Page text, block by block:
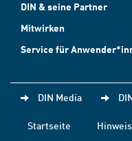
DIN & seine Partner
Mitwirken
Service für
DIN Media
Startseite